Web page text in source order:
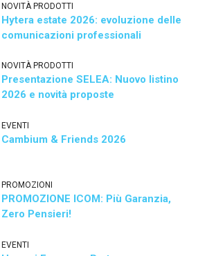
NOVITÀ PRODOTTI
Hytera estate 2026: evoluzione delle
comunicazioni professionali
NOVITÀ PRODOTTI
Presentazione SELEA: Nuovo listino
2026 e novità proposte
EVENTI
Cambium & Friends 2026
PROMOZIONI
PROMOZIONE ICOM: Più Garanzia,
Zero Pensieri!
EVENTI